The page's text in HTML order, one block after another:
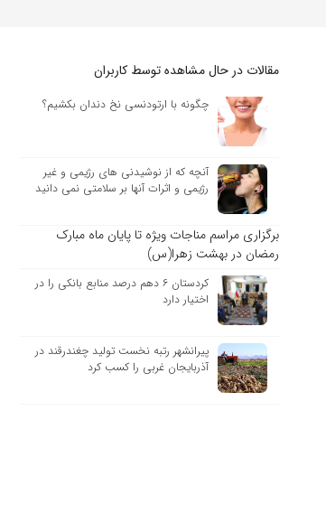
مقالات در حال مشاهده توسط کاربران
چگونه با ارتودنسی نخ دندان بکشیم؟
آنچه که از نوشیدنی های رژیمی و غیر
رژیمی و اثرات آنها بر سلامتی نمی دانید
برگزاری مراسم مناجات ویژه تا پایان ماه مبارک
رمضان در بهشت زهرا(س)
کردستان ۶ دهم درصد منابع بانکی را در
اختیار دارد
پیرانشهر رتبه نخست تولید چغندرقند در
آذربایجان ‌غربی را کسب کرد